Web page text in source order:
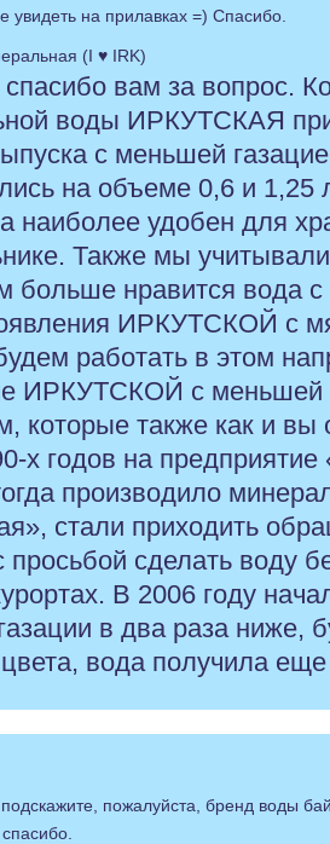
увидеть на прилавках =) Спасибо.
(I ♥ IRK)
вам за вопрос.
воды ИРКУТСКАЯ
с меньшей
на объеме 0,6 и 1,25
наиболее удобен для
Также мы
больше нравится вода
ИРКУТСКОЙ с
работать в этом
ИРКУТСКОЙ с меньшей
которые также как и
х годов на
производило
стали приходить
просьбой сделать воду
В 2006 году
в два раза ниже,
вода получила
пожалуйста, бренд воды